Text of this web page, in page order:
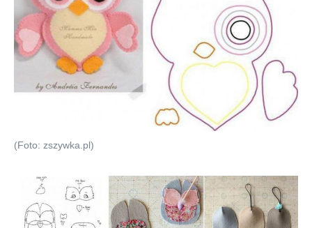
(Foto: zszywka.pl)